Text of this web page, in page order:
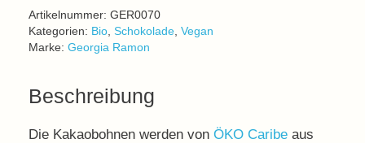
Artikelnummer: GER0070
Kategorien: Bio, Schokolade, Vegan
Marke: Georgia Ramon
Beschreibung
Die Kakaobohnen werden von ÖKO Caribe aus